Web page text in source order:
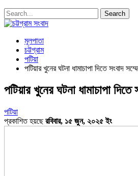
মূলপাতা
চট্টগ্রাম
পটিয়া
পটিয়ার খুনের ঘটনা ধামাচাপা দিতে সংবাদ
পটিয়ার খুনের ঘটনা ধামাচাপা দিতে
পটিয়া
প্রকাশিত হয়ছেরবিবার, ১৫ জুন, ২০২৫ ইং